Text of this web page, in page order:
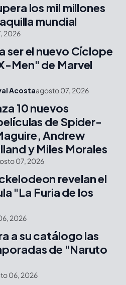
los mil millones
mundial
2026
ser el nuevo Cíclope
Men" de Marvel
Acostaagosto 07, 2026
10 nuevos
de Spider-
Andrew
y Miles Morales
07, 2026
revelan el
"La Furia de los
2026
a su catálogo las
de "Naruto
06, 2026